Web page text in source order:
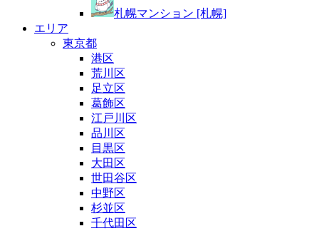
札幌マンション [札幌]
エリア
東京都
港区
荒川区
足立区
葛飾区
江戸川区
品川区
目黒区
大田区
世田谷区
中野区
杉並区
千代田区